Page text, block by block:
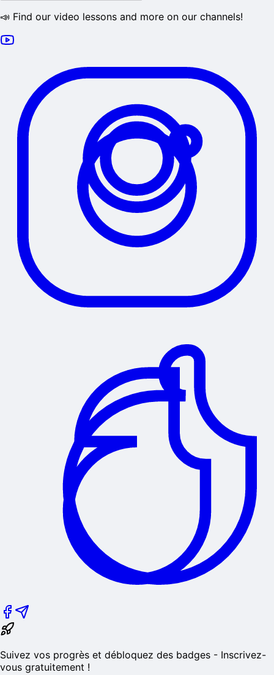
📣 Find our video lessons and more on our channels!
Suivez vos progrès et débloquez des badges - Inscrivez-
vous gratuitement !